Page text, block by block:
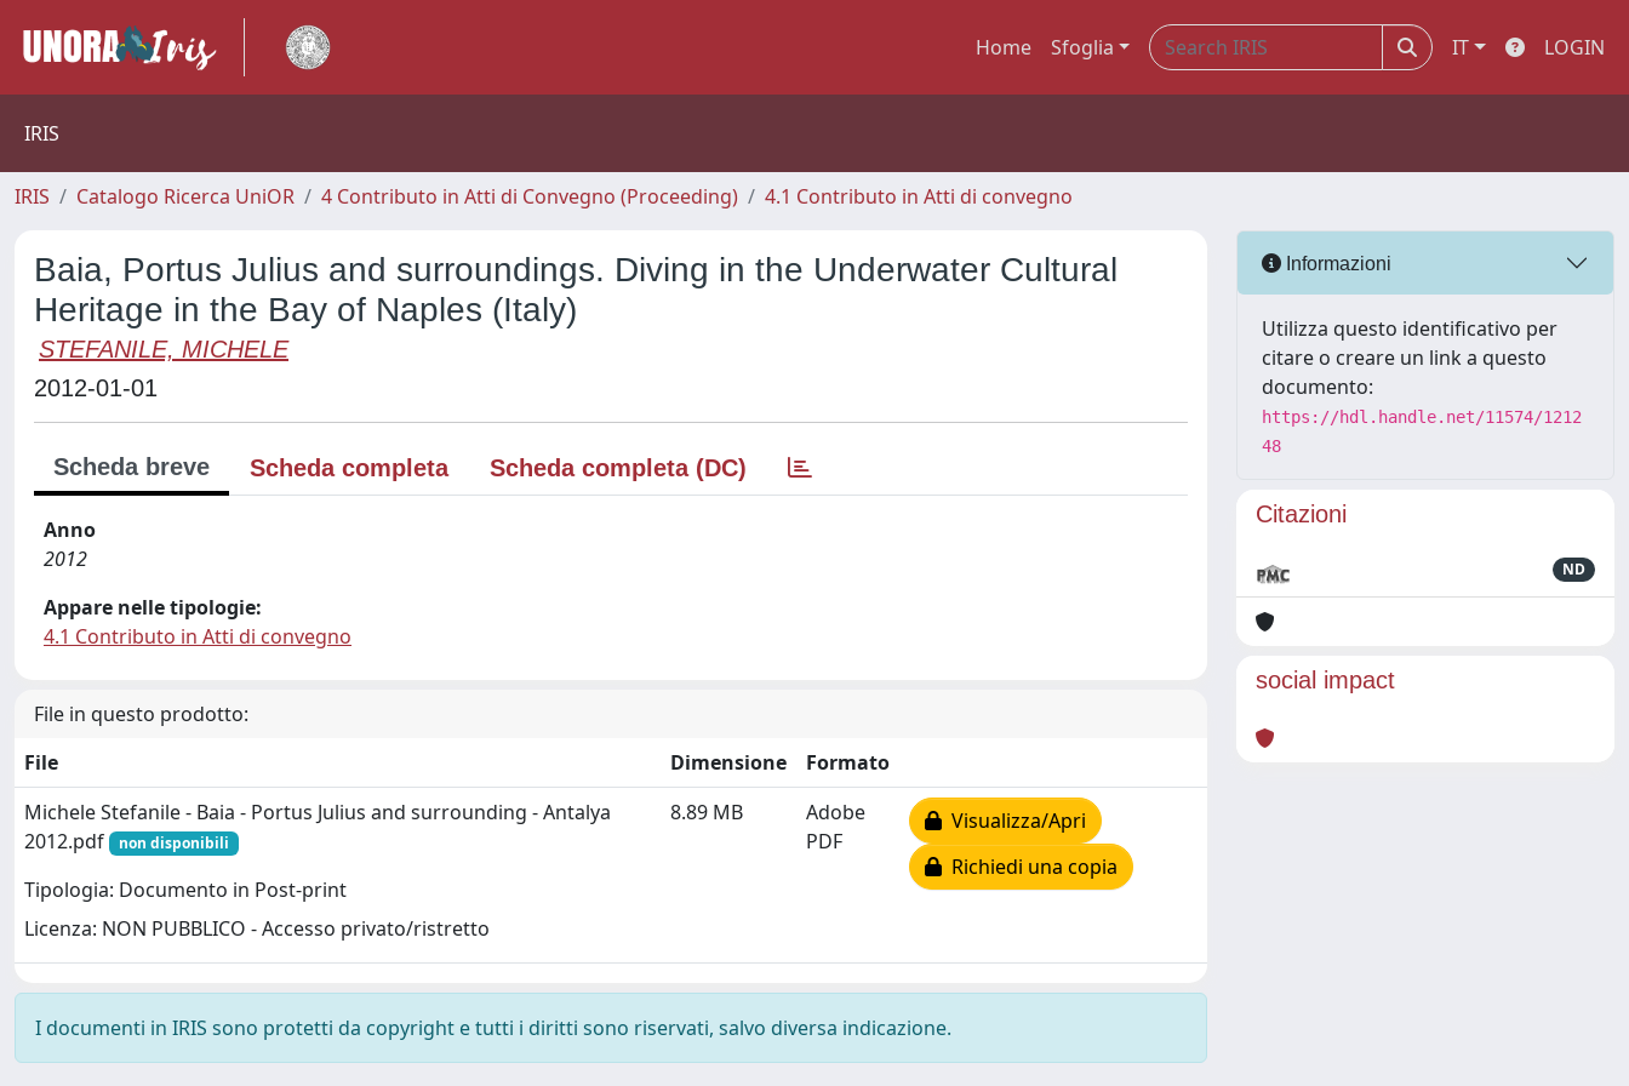
Home Sfoglia IT LOGIN
IRIS
IRIS Catalogo Ricerca UniOR 4 Contributo in Atti di Convegno (Proceeding) 4.1 Contributo in Atti di convegno
Baia, Portus Julius and surroundings. Diving in the Underwater Cultural
Heritage in the Bay of Naples (Italy)
STEFANILE, MICHELE
2012-01-01
Scheda breve Scheda completa Scheda completa (DC)
Anno
2012
Appare nelle tipologie:
4.1 Contributo in Atti di convegno
File in questo prodotto:
File
Dimensione
Formato
Michele Stefanile - Baia - Portus Julius and surrounding - Antalya
2012.pdf
non disponibili
Tipologia: Documento in Post-print
Licenza: NON PUBBLICO - Accesso privato/ristretto
8.89 MB
Adobe
PDF
Visualizza/Apri
Richiedi una copia
I documenti in IRIS sono protetti da copyright e tutti i diritti sono riservati, salvo diversa indicazione.
Informazioni
Utilizza questo identificativo per
citare o creare un link a questo
documento:
https://hdl.handle.net/11574/1212
48
Citazioni
ND
social impact